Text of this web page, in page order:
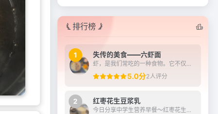
年夜饭，我们家喜欢三十的
中午炖一锅菜，有肉有素，
咕嘟咕嘟一大锅，配上大米
排行榜
1 失传的美食——六虾面
虾，是我们常吃的一种食物。它不仅肉质鲜美，而且富含多种营养物质，对人体健康十分有益。正因为这样，诞生了许多虾类的美食。在《苏州往事》中记载了一道美味但又制作过程复...
5.0分2人评分
2 红枣花生豆浆乳
今日分享中学生营养早餐～红枣花生豆浆乳搭配炼奶蘸油条，有雀巢鹰唛炼奶加持，早餐的浓香与酥脆瞬间升华！